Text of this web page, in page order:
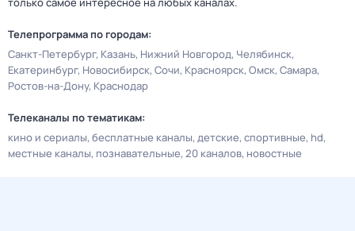
Телепрограмма по городам:
Санкт-Петербург Казань Нижний Новгород Челябинск
Екатеринбург Новосибирск Сочи Красноярск Омск Самара
Ростов-на-Дону Краснодар
Телеканалы по тематикам:
кино и сериалы бесплатные каналы детские спортивные hd
местные каналы познавательные 20 каналов новостные